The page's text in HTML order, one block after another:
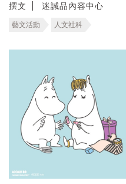
撰文 迷誠品內容中心
藝文活動 人文社科